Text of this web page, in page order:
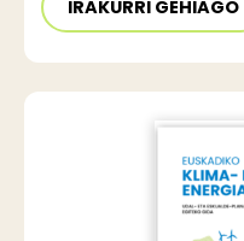
IRAKURRI GEHIAGO